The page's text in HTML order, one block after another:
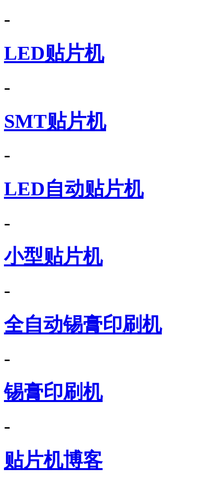
-
LED贴片机
-
SMT贴片机
-
LED自动贴片机
-
小型贴片机
-
全自动锡膏印刷机
-
锡膏印刷机
-
贴片机博客